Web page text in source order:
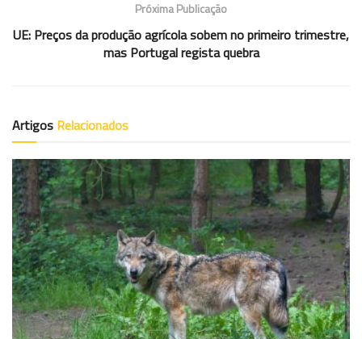
Próxima Publicação
UE: Preços da produção agrícola sobem no primeiro trimestre,
mas Portugal regista quebra
Artigos Relacionados